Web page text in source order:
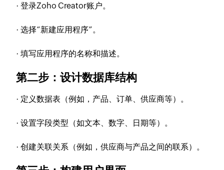
· 登录Zoho Creator账户。
· 选择“新建应用程序”。
· 填写应用程序的名称和描述。
第二步：设计数据库结构
· 定义数据表（例如，产品、订单、供应商等）。
· 设置字段类型（如文本、数字、日期等）。
· 创建关联关系（例如，供应商与产品之间的联系）。